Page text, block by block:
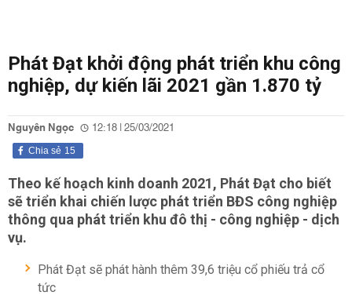
Phát Đạt khởi động phát triển khu công
nghiệp, dự kiến lãi 2021 gần 1.870 tỷ
Nguyên Ngọc 12:18 | 25/03/2021
15
Chia sẻ
Theo kế hoạch kinh doanh 2021, Phát Đạt cho biết
sẽ triển khai chiến lược phát triển BĐS công nghiệp
thông qua phát triển khu đô thị - công nghiệp - dịch
vụ.
Phát Đạt sẽ phát hành thêm 39,6 triệu cổ phiếu trả cổ
tức